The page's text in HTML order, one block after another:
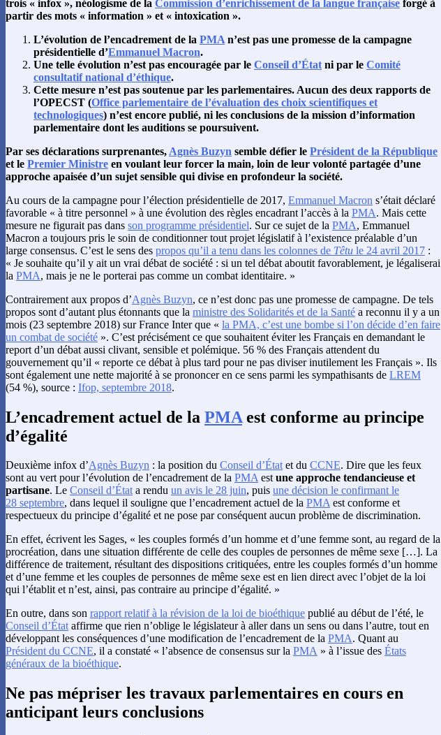
trois « infox », néologisme de la Commission d’enrichissement de la langue française forgé à
partir des mots « information » et « intoxication ».
L’évolution de l’encadrement de la PMA n’est pas une promesse de la campagne
présidentielle d’Emmanuel Macron.
Une telle évolution n’est pas encouragée par le Conseil d’État ni par le Comité
consultatif national d’éthique.
Cette mesure n’est pas soutenue par les parlementaires. Aucun des deux rapports de
l’OPECST (Office parlementaire de l’évaluation des choix scientifiques et
technologiques) n’est encore publié, ni les conclusions de la mission d’information
parlementaire dont les auditions se poursuivent.
Par ses déclarations surprenantes, Agnès Buzyn semble défier le Président de la République
et le Premier Ministre en voulant leur forcer la main, loin de leur volonté partagée d’une
approche apaisée d’un sujet sensible qui divise en profondeur la société.
Au cours de la campagne pour l’élection présidentielle de 2017, Emmanuel Macron s’était déclaré
favorable « à titre personnel » à une évolution des règles encadrant l’accès à la PMA. Mais cette
mesure ne figurait pas dans son programme présidentiel. Sur ce sujet de la PMA, Emmanuel
Macron a toujours pris le soin de conditionner tout projet législatif à l’existence préalable d’un
large consensus. C’est le sens des propos qu’il a tenu dans les colonnes de Têtu le 24 avril 2017 :
« Je souhaite qu’il y ait un vrai débat de société : si un tel débat aboutit favorablement, je légaliserai
la PMA, mais je ne le porterai pas comme un combat identitaire. »
Contrairement aux propos d’Agnès Buzyn, ce n’est donc pas une promesse de campagne. De tels
propos sont d’autant plus étonnants que la ministre des Solidarités et de la Santé a reconnu il y a un
mois (23 septembre 2018) sur France Inter que « la PMA, c’est une bombe si l’on décide d’en faire
un combat de société ». C’est précisément ce que souhaitent éviter les Français en demandant le
report d’un débat aussi clivant, sensible et polémique. 56 % des Français attendent du
gouvernement qu’il « reporte ce débat à plus tard pour ne pas diviser inutilement les Français ». Ils
sont également une nette majorité à se prononcer en ce sens parmi les sympathisants de LREM
(54 %), source : Ifop, septembre 2018.
L’encadrement actuel de la PMA est conforme au principe
d’égalité
Deuxième infox d’Agnès Buzyn : la position du Conseil d’Étatet du CCNE. Dire que les feux
sont au vert pour l’évolution de l’encadrement de la PMAestune approche tendancieuse et
partisane. Le Conseil d’Étata rendu un avis le 28 juin, puis une décision le confirmant le
28 septembre, dans lequel il souligne que l’encadrement actuel de la PMAest conforme et
respectueux du principe d’égalité et ne pose par conséquent aucun problème de discrimination.
En effet, écrivent les Sages, « les couples formés d’un homme et d’une femme sont, au regard de la
procréation, dans une situation différente de celle des couples de personnes de même sexe […]. La
différence de traitement, résultant des dispositions critiquées, entre les couples formés d’un homme
et d’une femme et les couples de personnes de même sexe est en lien direct avec l’objet de la loi
qui l’établit et n’est, ainsi, pas contraire au principe d’égalité. »
En outre, dans son rapport relatif à la révision de la loi de bioéthique publié au début de l’été, le
Conseil d’Étataffirme que rien n’oblige le législateur à aller dans un sens ou dans l’autre, tout en
développant les conséquences d’une modification de l’encadrement de la PMA. Quant au
Président du CCNE, il a constaté « l’absence de consensus sur la PMA » à l’issue des États
généraux de la bioéthique.
Ne pas mépriser les travaux parlementaires en cours en
anticipant leurs conclusions